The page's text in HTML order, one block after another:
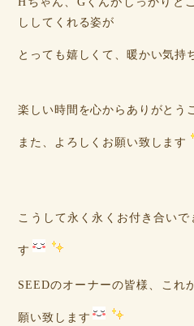
ししてくれる姿が
とっても嬉しくて、暖かい気持
楽しい時間を心からありがとう
また、よろしくお願い致します
こうして永く永くお付き合い
す
SEEDのオーナーの皆様、これ
願い致します